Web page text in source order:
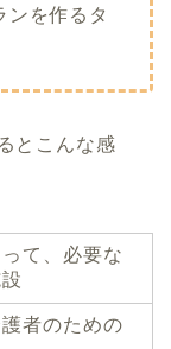
ンを作るタ
とこんな感
て、必要な
者のための